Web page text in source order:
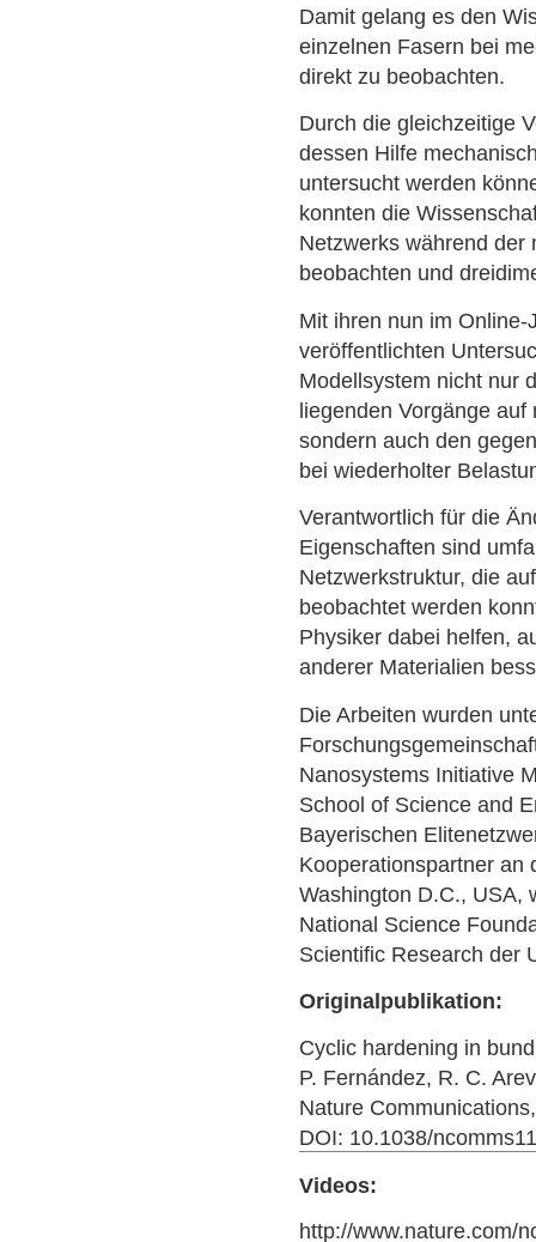
Damit gelang es den
einzelnen Fasern bei
direkt zu beobachten.
Durch die gleichzeitige
dessen Hilfe
untersucht werden
konnten die
Netzwerks während der
beobachten und
Mit ihren nun im
veröffentlichten
Modellsystem nicht nur
liegenden Vorgänge
sondern auch den
bei wiederholter
Verantwortlich für die
Eigenschaften sind
Netzwerkstruktur, die
beobachtet werden
Physiker dabei helfen,
anderer Materialien
Die Arbeiten wurden
Nanosystems Initiative
School of Science and
Bayerischen
Kooperationspartner an
Washington D.C., USA,
National Science
Scientific Research der
Originalpublikation:
Cyclic hardening in
P. Fernández, R. C.
Nature
DOI: 10.1038/
Videos:
http://www.nature.com/